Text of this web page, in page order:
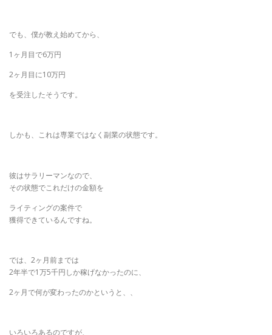
でも、僕が教え始めてから、
1ヶ月目で6万円
2ヶ月目に10万円
を受注したそうです。
しかも、これは専業ではなく副業の状態です。
彼はサラリーマンなので、
その状態でこれだけの金額を
ライティングの案件で
獲得できているんですね。
では、2ヶ月前までは
2年半で1万5千円しか稼げなかったのに、
2ヶ月で何が変わったのかというと、、
いろいろあるのですが、